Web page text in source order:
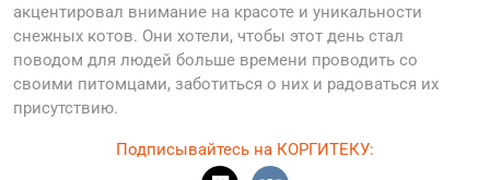
акцентировал внимание на красоте и уникальности
снежных котов. Они хотели, чтобы этот день стал
поводом для людей больше времени проводить со
своими питомцами, заботиться о них и радоваться их
присутствию.
Подписывайтесь на КОРГИТЕКУ: